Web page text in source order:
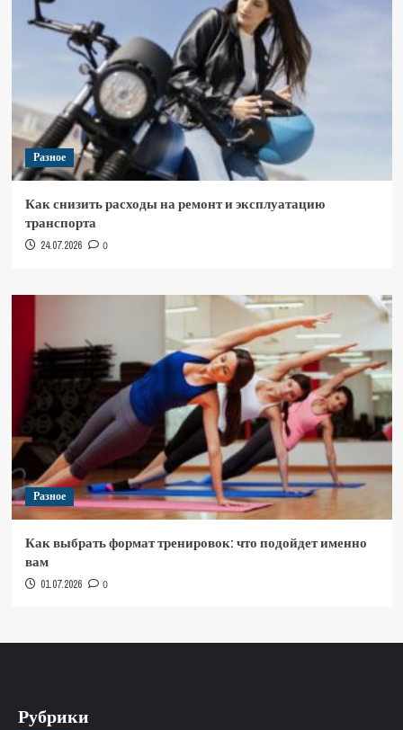
Разное
Как снизить расходы на ремонт и эксплуатацию
транспорта
24.07.2026 0
Разное
Как выбрать формат тренировок: что подойдет именно
вам
01.07.2026 0
Рубрики